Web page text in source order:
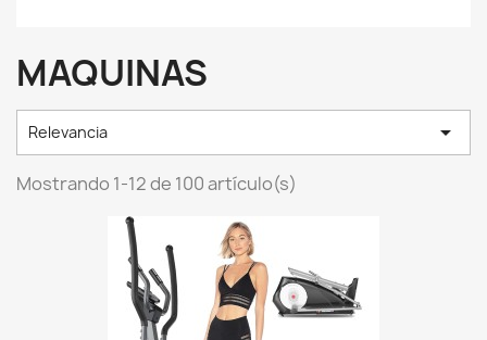
MAQUINAS
Relevancia 
Mostrando 1-12 de 100 artículo(s)